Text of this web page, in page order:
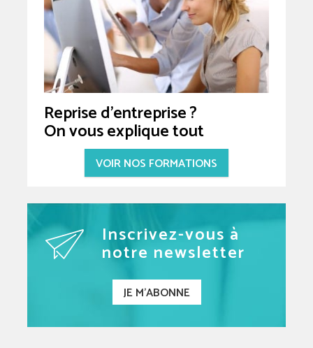
Reprise d'entreprise ?
On vous explique tout
VOIR NOS FORMATIONS
Inscrivez-vous à
notre newsletter
JE M'ABONNE